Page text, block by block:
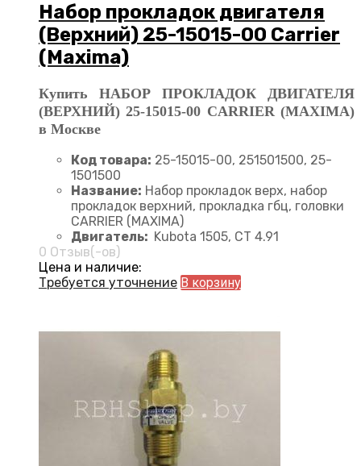
Набор прокладок двигателя
(Верхний) 25-15015-00 Carrier
(Maxima)
Купить НАБОР ПРОКЛАДОК ДВИГАТЕЛЯ
(ВЕРХНИЙ) 25-15015-00 CARRIER (MAXIMA)
в Москве
Код товара: 25-15015-00, 251501500, 25-
1501500
Название: Набор прокладок верх, набор
прокладок верхний, прокладка гбц, головки
CARRIER (MAXIMA)
Двигатель: Kubota 1505, CT 4.91
0 Отзыв(-ов)
Цена и наличие:
Требуется уточнение В корзину